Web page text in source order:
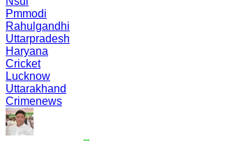
Pmmodi
Rahulgandhi
Uttarpradesh
Haryana
Cricket
Lucknow
Uttarakhand
Crimenews